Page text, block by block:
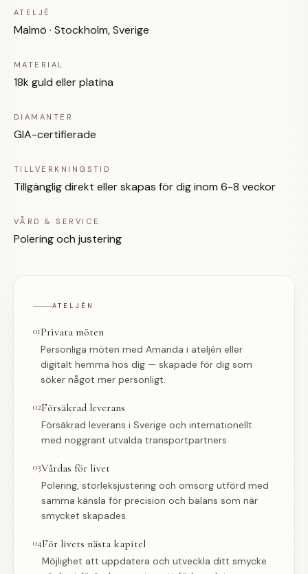
ATELJÉ
Malmö · Stockholm, Sverige
MATERIAL
18k guld eller platina
DIAMANTER
GIA-certifierade
TILLVERKNINGSTID
Tillgänglig direkt eller skapas för dig inom 6-8 veckor
VÅRD & SERVICE
Polering och justering
ATELJÉN
01Privata möten
Personliga möten med Amanda i ateljén eller
digitalt hemma hos dig — skapade för dig som
söker något mer personligt.
02Försäkrad leverans
Försäkrad leverans i Sverige och internationellt
med noggrant utvalda transportpartners.
03Vårdas för livet
Polering, storleksjustering och omsorg utförd med
samma känsla för precision och balans som när
smycket skapades.
04För livets nästa kapitel
Möjlighet att uppdatera och utveckla ditt smycke